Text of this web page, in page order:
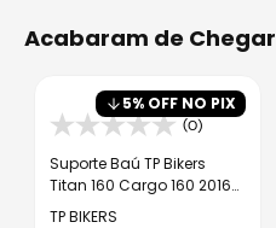
Acabaram de Chegar
5% OFF NO PIX
(0)
Suporte Baú TP Bikers
Titan 160 Cargo 160 2016
Até 2024
TP BIKERS